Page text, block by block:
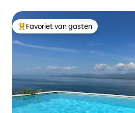
Topfavoriet van gasten
Favoriet van gasten